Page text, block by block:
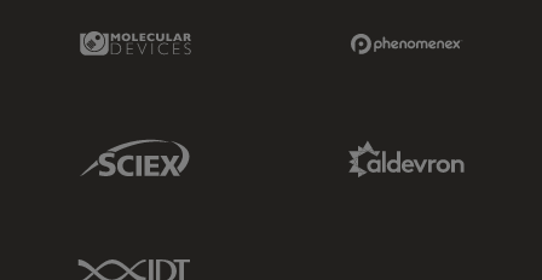
Molecular Devices Link
Sciex Link
IDT Link